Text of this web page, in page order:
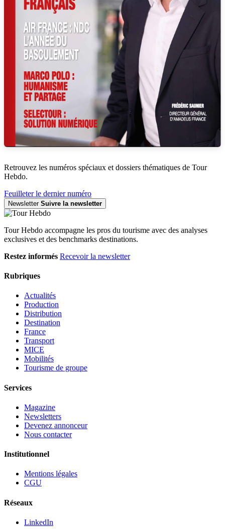
Retrouvez les numéros spéciaux et dossiers thématiques de Tour
Hebdo.
Feuilleter le dernier numéro
Newsletter Suivre la newsletter
Tour Hebdo accompagne les pros du tourisme avec des analyses
exclusives et des benchmarks destinations.
Restez informés Recevoir la newsletter
Rubriques
Actualités
Production
Distribution
Destination
France
Transport
MICE
Mobilités
Tourisme de groupe
Services
Magazine
Newsletters
Devenez annonceur
Nous contacter
Institutionnel
Mentions légales
CGU
Réseaux
LinkedIn